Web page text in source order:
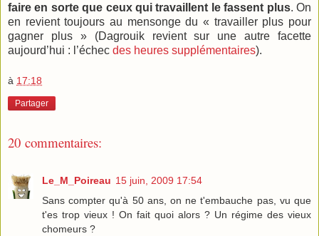
faire en sorte que ceux qui travaillent le fassent plus. On
en revient toujours au mensonge du « travailler plus pour
gagner plus » (Dagrouik revient sur une autre facette
aujourd’hui : l’échec des heures supplémentaires).
à 17:18
Partager
20 commentaires:
Le_M_Poireau 15 juin, 2009 17:54
Sans compter qu'à 50 ans, on ne t'embauche pas, vu que
t'es trop vieux ! On fait quoi alors ? Un régime des vieux
chomeurs ?